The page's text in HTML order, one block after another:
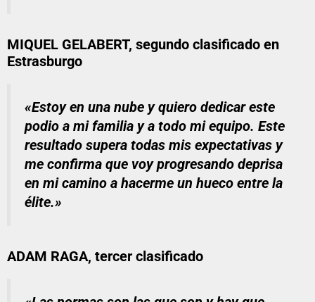
MIQUEL GELABERT, segundo clasificado en
Estrasburgo
«Estoy en una nube y quiero dedicar este
podio a mi familia y a todo mi equipo. Este
resultado supera todas mis expectativas y
me confirma que voy progresando deprisa
en mi camino a hacerme un hueco entre la
élite.»
ADAM RAGA, tercer clasificado